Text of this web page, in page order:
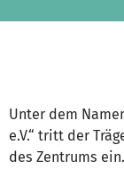
Unter dem
e.V.“ tritt der
des Zentrums